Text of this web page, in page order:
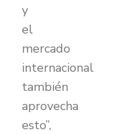
y
el
mercado
internacional
también
aprovecha
esto”,